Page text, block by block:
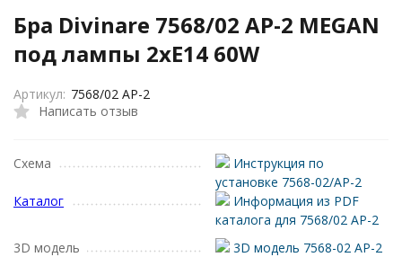
Бра Divinare 7568/02 AP-2 MEGAN
под лампы 2xE14 60W
Написать отзыв
Артикул: 7568/02 AP-2
Схема
Инструкция по
установке 7568-02/AP-2
Каталог
Информация из PDF
каталога для 7568/02 AP-2
3D модель
3D модель 7568-02 AP-2